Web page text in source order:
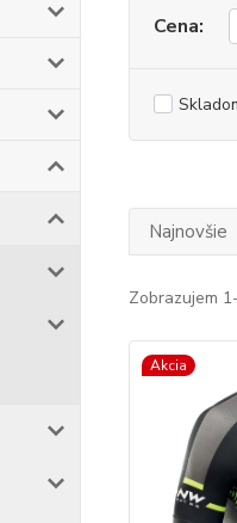
Cena:
Najnovšie
Zobrazujem
Akcia